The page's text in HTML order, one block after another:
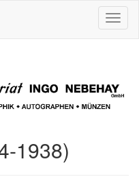
1938)